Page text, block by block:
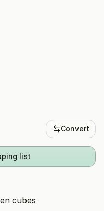
Convert
list
cubes